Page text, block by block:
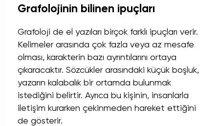
Grafolojinin bilinen ipuçları
Grafoloji de el yazıları birçok farklı ipuçları verir.
Kelimeler arasında çok fazla veya az mesafe
olması, karakterin bazı ayrıntılarını ortaya
çıkaracaktır. Sözcükler arasındaki küçük boşluk,
yazarın kalabalık bir ortamda bulunmak
istediğini belirtir. Ayrıca bu kişinin, insanlarla
iletişim kurarken çekinmeden hareket ettiğini
de gösterir.